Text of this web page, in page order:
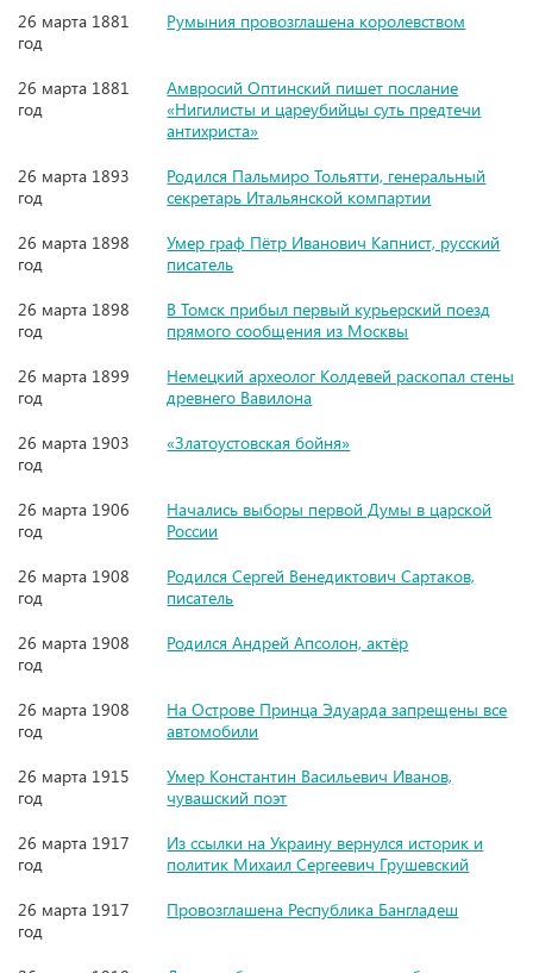
26 марта 1881
год
Румыния провозглашена королевством
26 марта 1881
год
Амвросий Оптинский пишет послание
«Нигилисты и цареубийцы суть предтечи
антихриста»
26 марта 1893
год
Родился Пальмиро Тольятти, генеральный
секретарь Итальянской компартии
26 марта 1898
год
Умер граф Пётр Иванович Капнист, русский
писатель
26 марта 1898
год
В Томск прибыл первый курьерский поезд
прямого сообщения из Москвы
26 марта 1899
год
Немецкий археолог Колдевей раскопал стены
древнего Вавилона
26 марта 1903
год
«Златоустовская бойня»
26 марта 1906
год
Начались выборы первой Думы в царской
России
26 марта 1908
год
Родился Сергей Венедиктович Сартаков,
писатель
26 марта 1908
год
Родился Андрей Апсолон, актёр
26 марта 1908
год
На Острове Принца Эдуарда запрещены все
автомобили
26 марта 1915
год
Умер Константин Васильевич Иванов,
чувашский поэт
26 марта 1917
год
Из ссылки на Украину вернулся историк и
политик Михаил Сергеевич Грушевский
26 марта 1917
год
Провозглашена Республика Бангладеш